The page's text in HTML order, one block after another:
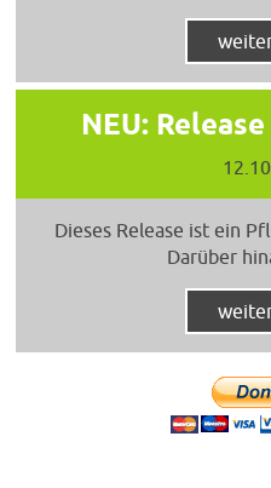
NEU:
Dieses Release ist ein
Darüber